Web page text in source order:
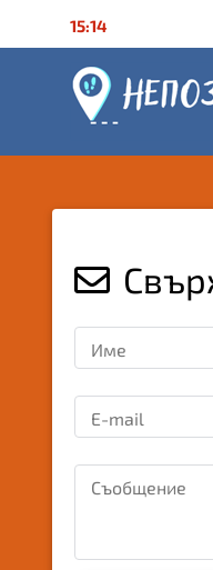
15:14
Име
E-mail
Съобщение